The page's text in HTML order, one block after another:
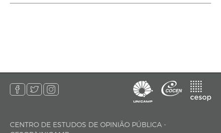
endereço
CENTRO DE ESTUDOS DE OPINIÃO PÚBLICA -